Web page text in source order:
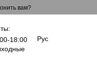
вам?
18:00
Рус